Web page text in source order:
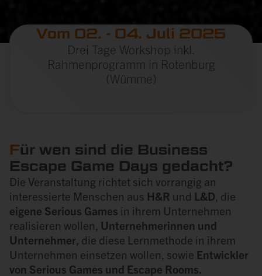
Vom 02. - 04. Juli 2025
Drei Tage Workshop inkl.
Rahmenprogramm in Rotenburg
(Wümme)
Für wen sind die Business
Escape Game Days gedacht?
Die Veranstaltung richtet sich vorrangig an
interessierte Menschen aus H&R und L&D, die
eigene Serious Games in ihrem Unternehmen
realisieren wollen, Unternehmerinnen und
Unternehmer, die diese Lernmethode in ihrem
Unternehmen einsetzen wollen, sowie Entwickler
von Serious Games und Escape Rooms.